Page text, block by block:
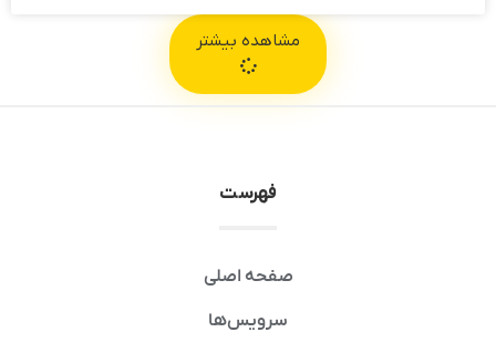
مشاهده بیشتر
فهرست
صفحه اصلی
سرویس‌ها